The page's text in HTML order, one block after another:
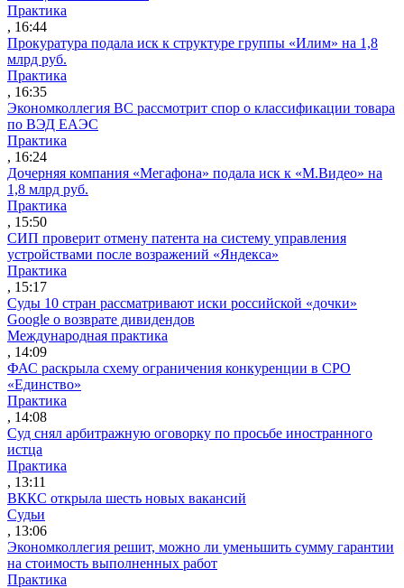
Практика
, 16:44
Прокуратура подала иск к структуре группы «Илим» на 1,8
млрд руб.
Практика
, 16:35
Экономколлегия ВС рассмотрит спор о классификации товара
по ВЭД ЕАЭС
Практика
, 16:24
Дочерняя компания «Мегафона» подала иск к «М.Видео» на
1,8 млрд руб.
Практика
, 15:50
СИП проверит отмену патента на систему управления
устройствами после возражений «Яндекса»
Практика
, 15:17
Суды 10 стран рассматривают иски российской «дочки»
Google о возврате дивидендов
Международная практика
, 14:09
ФАС раскрыла схему ограничения конкуренции в СРО
«Единство»
Практика
, 14:08
Суд снял арбитражную оговорку по просьбе иностранного
истца
Практика
, 13:11
ВККС открыла шесть новых вакансий
Судьи
, 13:06
Экономколлегия решит, можно ли уменьшить сумму гарантии
на стоимость выполненных работ
Практика